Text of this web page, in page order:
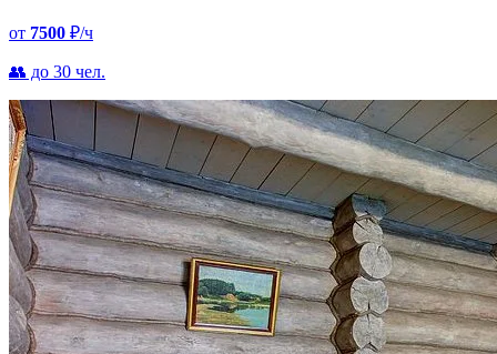
от 7500 ₽/ч
👥 до 30 чел.